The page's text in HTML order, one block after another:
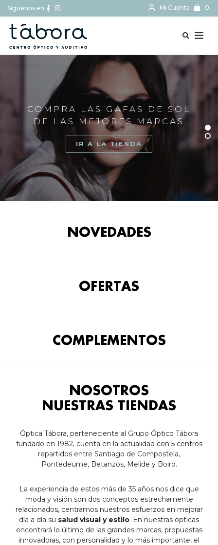
Síguenos en Mi Cuenta 0
COMPRA LAS GAFAS DE SOL
DE LAS MEJORES MARCAS
IR A LA TIENDA
NOVEDADES
OFERTAS
COMPLEMENTOS
NOSOTROS
NUESTRAS TIENDAS
Óptica Tábora, perteneciente al Grupo Óptico Tábora
fundado en 1982, cuenta en la actualidad con 5 centros
repartidos entre Santiago de Compostela,
Pontedeume, Betanzos, Melide y Boiro.
La experiencia de estos más de 35 años nos dice que
moda y visión son dos conceptos estrechamente
relacionados, centramos nuestros esfuerzos en mejorar
día a día su salud visual y estilo. En nuestras ópticas
encontrará lo último de las grandes marcas, propuestas
innovadoras, con personalidad y lo más importante, el